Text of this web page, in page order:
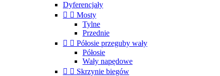
Dyferencjały
  Mosty
Tylne
Przednie
  Półosie przeguby wały
Półosie
Wały napędowe
  Skrzynie biegów